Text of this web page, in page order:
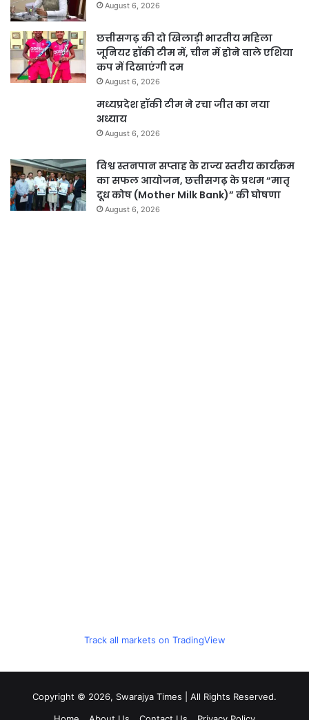
August 6, 2026
छत्तीसगढ़ की दो खिलाड़ी भारतीय महिला
जूनियर हॉकी टीम में, चीन में होने वाले एशिया
कप में दिखाएंगी दम
August 6, 2026
मध्यप्रदेश हॉकी टीम ने रचा जीत का नया
अध्याय
August 6, 2026
विश्व स्तनपान सप्ताह के राज्य स्तरीय कार्यक्रम
का सफल आयोजन, छत्तीसगढ़ के प्रथम “मातृ
दूध कोष (Mother Milk Bank)” की घोषणा
August 6, 2026
Track all markets on TradingView
Copyright © 2026, Swarajya Times | All Rights Reserved.